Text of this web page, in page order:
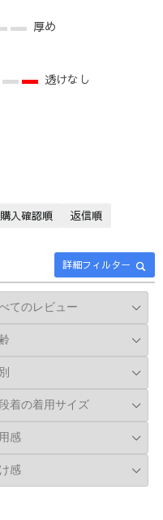
厚め
透けなし
詳細フィルター
購入確認順
返信順